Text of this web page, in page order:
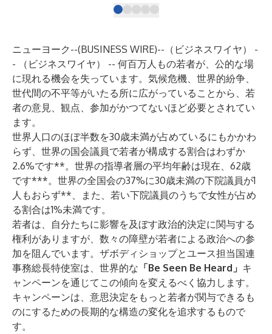
ニューヨーク--(BUSINESS WIRE)-- （ビジネスワイヤ） -
- （ビジネスワイヤ） -- 何百万人もの若者が、公的な場
に現れる機会を失っています。気候危機、世界的紛争、
世代間の不平等がいたる所に広がっていることから、若
者の意見、観点、参加がかつてないほど必要とされてい
ます。
世界人口のほぼ半数を30歳未満が占めているにもかかわ
らず、世界の国会議員で若者が構成する割合はわずか
2.6%です**。世界の指導者層の平均年齢は現在、62歳
です***。世界の全国会の37%に30歳未満の下院議員が1
人もおらず**、また、若い下院議員のうちで女性が占め
る割合は1%未満です。
若者は、自分たちに影響を及ぼす政治的決定に関与する
権利がありますが、数々の障壁が若者による政治への参
加を阻んでいます。ザボディショップとユース担当国連
事務総長特使室は、世界的な 「Be Seen Be Heard」 キ
ャンペーンを通じてこの傾向を変えるべく協力します。
キャンペーンは、意思決定をもっと若者が関与できるも
のにするための長期的な構造の変化を追求するもので
す。